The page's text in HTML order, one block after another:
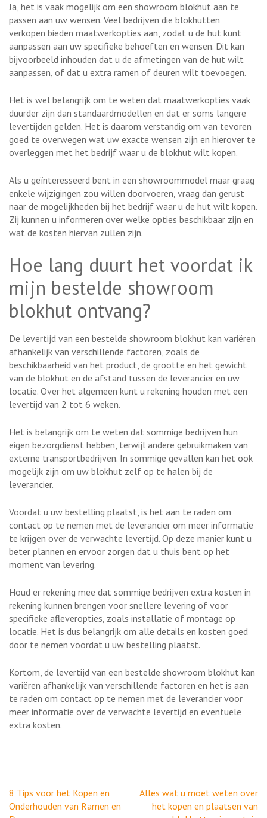
Ja, het is vaak mogelijk om een showroom blokhut aan te
passen aan uw wensen. Veel bedrijven die blokhutten
verkopen bieden maatwerkopties aan, zodat u de hut kunt
aanpassen aan uw specifieke behoeften en wensen. Dit kan
bijvoorbeeld inhouden dat u de afmetingen van de hut wilt
aanpassen, of dat u extra ramen of deuren wilt toevoegen.
Het is wel belangrijk om te weten dat maatwerkopties vaak
duurder zijn dan standaardmodellen en dat er soms langere
levertijden gelden. Het is daarom verstandig om van tevoren
goed te overwegen wat uw exacte wensen zijn en hierover te
overleggen met het bedrijf waar u de blokhut wilt kopen.
Als u geïnteresseerd bent in een showroommodel maar graag
enkele wijzigingen zou willen doorvoeren, vraag dan gerust
naar de mogelijkheden bij het bedrijf waar u de hut wilt kopen.
Zij kunnen u informeren over welke opties beschikbaar zijn en
wat de kosten hiervan zullen zijn.
Hoe lang duurt het voordat ik
mijn bestelde showroom
blokhut ontvang?
De levertijd van een bestelde showroom blokhut kan variëren
afhankelijk van verschillende factoren, zoals de
beschikbaarheid van het product, de grootte en het gewicht
van de blokhut en de afstand tussen de leverancier en uw
locatie. Over het algemeen kunt u rekening houden met een
levertijd van 2 tot 6 weken.
Het is belangrijk om te weten dat sommige bedrijven hun
eigen bezorgdienst hebben, terwijl andere gebruikmaken van
externe transportbedrijven. In sommige gevallen kan het ook
mogelijk zijn om uw blokhut zelf op te halen bij de
leverancier.
Voordat u uw bestelling plaatst, is het aan te raden om
contact op te nemen met de leverancier om meer informatie
te krijgen over de verwachte levertijd. Op deze manier kunt u
beter plannen en ervoor zorgen dat u thuis bent op het
moment van levering.
Houd er rekening mee dat sommige bedrijven extra kosten in
rekening kunnen brengen voor snellere levering of voor
specifieke afleveropties, zoals installatie of montage op
locatie. Het is dus belangrijk om alle details en kosten goed
door te nemen voordat u uw bestelling plaatst.
Kortom, de levertijd van een bestelde showroom blokhut kan
variëren afhankelijk van verschillende factoren en het is aan
te raden om contact op te nemen met de leverancier voor
meer informatie over de verwachte levertijd en eventuele
extra kosten.
Berichtnavigatie
8 Tips voor het Kopen en
Onderhouden van Ramen en
Alles wat u moet weten over
het kopen en plaatsen van